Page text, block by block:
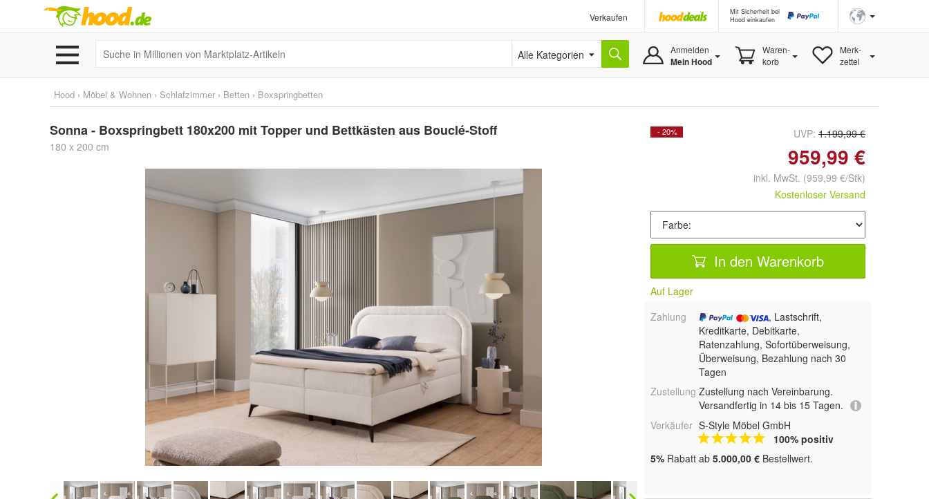
Verkaufen
Mit Sicherheit bei
Hood einkaufen
Alle Kategorien Anmelden
Mein Hood
Waren-
korb
Merk-
zettel
Hood › Möbel & Wohnen › Schlafzimmer › Betten › Boxspringbetten
Sonna - Boxspringbett 180x200 mit Topper und Bettkästen aus Bouclé-Stoff
180 x 200 cm
- 20% UVP: 1.199,99 €
959,99 €
inkl. MwSt. (959,99 €/Stk)
Kostenloser Versand
In den Warenkorb
Auf Lager
Zahlung
, Lastschrift,
Kreditkarte, Debitkarte,
Ratenzahlung, Sofortüberweisung,
Überweisung, Bezahlung nach 30
Tagen
Zustellung Zustellung nach Vereinbarung.
Versandfertig in 14 bis 15 Tagen.
Verkäufer S-Style Möbel GmbH
100% positiv
5% Rabatt ab 5.000,00 € Bestellwert.